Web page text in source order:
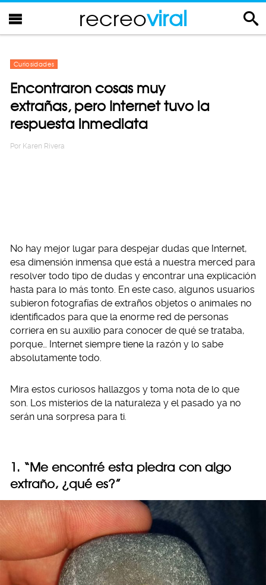
recreoviral
Curiosidades
Encontraron cosas muy
extrañas, pero Internet tuvo la
respuesta inmediata
Por Karen Rivera
No hay mejor lugar para despejar dudas que Internet,
esa dimensión inmensa que está a nuestra merced para
resolver todo tipo de dudas y encontrar una explicación
hasta para lo más tonto. En este caso, algunos usuarios
subieron fotografías de extraños objetos o animales no
identificados para que la enorme red de personas
corriera en su auxilio para conocer de qué se trataba,
porque… Internet siempre tiene la razón y lo sabe
absolutamente todo.
Mira estos curiosos hallazgos y toma nota de lo que
son. Los misterios de la naturaleza y el pasado ya no
serán una sorpresa para ti.
1. “Me encontré esta piedra con algo
extraño, ¿qué es?”